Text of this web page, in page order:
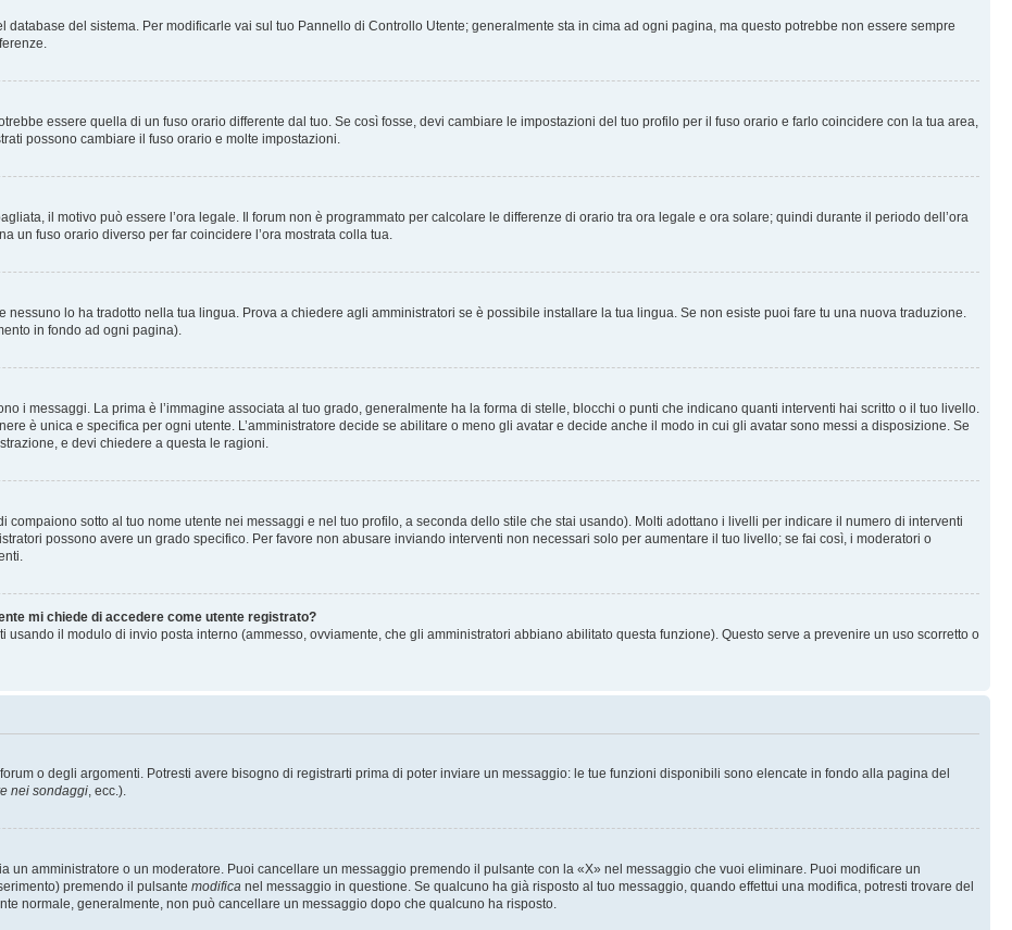
del sistema. Per modificarle vai sul tuo Pannello di Controllo Utente; generalmente sta in cima ad ogni pagina, ma questo potrebbe non essere sempre
essere quella di un fuso orario differente dal tuo. Se così fosse, devi cambiare le impostazioni del tuo profilo per il fuso orario e farlo coincidere con la tua area,
possono cambiare il fuso orario e molte impostazioni.
il motivo può essere l’ora legale. Il forum non è programmato per calcolare le differenze di orario tra ora legale e ora solare; quindi durante il periodo dell’ora
un fuso orario diverso per far coincidere l’ora mostrata colla tua.
nessuno lo ha tradotto nella tua lingua. Prova a chiedere agli amministratori se è possibile installare la tua lingua. Se non esiste puoi fare tu una nuova traduzione.
in fondo ad ogni pagina).
i messaggi. La prima è l’immagine associata al tuo grado, generalmente ha la forma di stelle, blocchi o punti che indicano quanti interventi hai scritto o il tuo livello.
è unica e specifica per ogni utente. L’amministratore decide se abilitare o meno gli avatar e decide anche il modo in cui gli avatar sono messi a disposizione. Se
e devi chiedere a questa le ragioni.
sotto al tuo nome utente nei messaggi e nel tuo profilo, a seconda dello stile che stai usando). Molti adottano i livelli per indicare il numero di interventi
possono avere un grado specifico. Per favore non abusare inviando interventi non necessari solo per aumentare il tuo livello; se fai così, i moderatori o
mi chiede di accedere come utente registrato?
il modulo di invio posta interno (ammesso, ovviamente, che gli amministratori abbiano abilitato questa funzione). Questo serve a prevenire un uso scorretto o
o degli argomenti. Potresti avere bisogno di registrarti prima di poter inviare un messaggio: le tue funzioni disponibili sono elencate in fondo alla pagina del
nei sondaggi, ecc.).
un amministratore o un moderatore. Puoi cancellare un messaggio premendo il pulsante con la «X» nel messaggio che vuoi eliminare. Puoi modificare un
premendo il pulsante modifica nel messaggio in questione. Se qualcuno ha già risposto al tuo messaggio, quando effettui una modifica, potresti trovare del
normale, generalmente, non può cancellare un messaggio dopo che qualcuno ha risposto.